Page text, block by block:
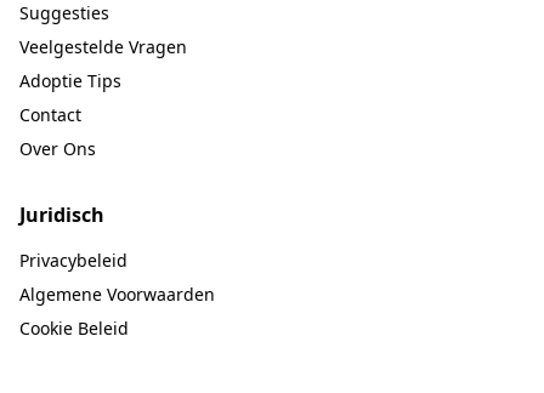
Suggesties
Veelgestelde Vragen
Adoptie Tips
Contact
Over Ons
Juridisch
Privacybeleid
Algemene Voorwaarden
Cookie Beleid